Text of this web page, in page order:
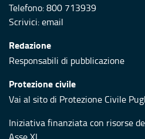
Telefono: 800 713939
Scrivici:email
Redazione
Responsabili di pubblicazione
Protezione civile
Vai al sito di Protezione Civile
Iniziativa finanziata con risorse